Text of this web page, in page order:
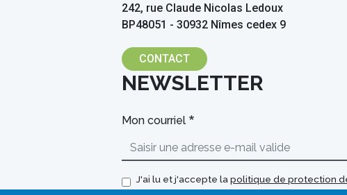
242, rue Claude Nicolas Ledoux
BP48051 - 30932 Nîmes cedex 9
CONTACT
NEWSLETTER
Mon courriel
J'ai lu et j'accepte la politique de protection